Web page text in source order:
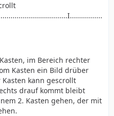
im Bereich rechter
Kasten ein Bild drüber
kann gescrollt
drauf kommt bleibt
2. Kasten gehen, der mit